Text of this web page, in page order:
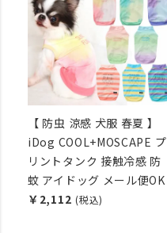
【 防虫 涼感 犬服 春夏 】
iDog COOL+MOSCAPE プ
リントタンク 接触冷感 防
蚊 アイドッグ メール便OK
￥2,112 (税込)